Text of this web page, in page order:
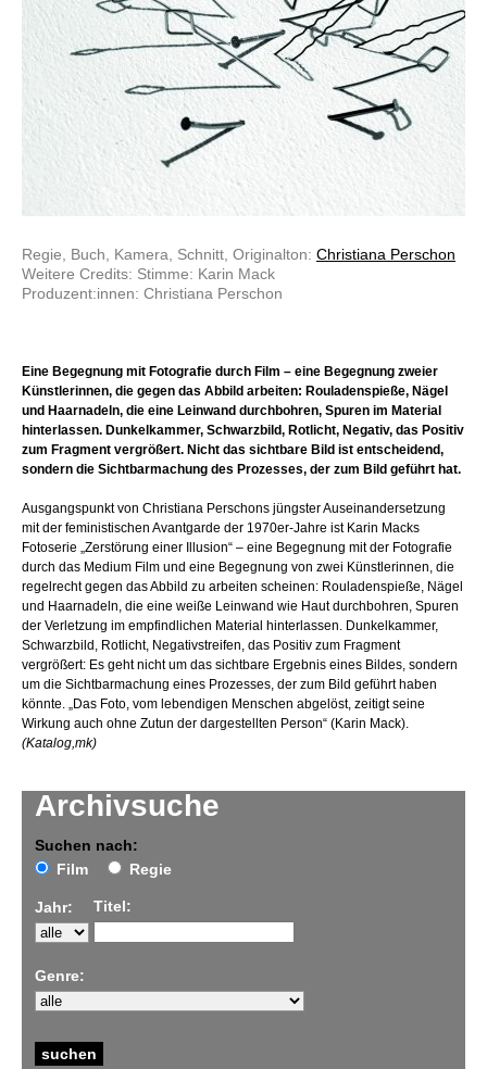
Archivsuche
Suchen nach:
Film
Regie
Jahr: Titel:
Genre:
Regie, Buch, Kamera, Schnitt, Originalton: Christiana Perschon
Weitere Credits: Stimme: Karin Mack
Produzent:innen: Christiana Perschon
Eine Begegnung mit Fotografie durch Film – eine Begegnung zweier
Künstlerinnen, die gegen das Abbild arbeiten: Rouladenspieße, Nägel
und Haarnadeln, die eine Leinwand durchbohren, Spuren im Material
hinterlassen. Dunkelkammer, Schwarzbild, Rotlicht, Negativ, das Positiv
zum Fragment vergrößert. Nicht das sichtbare Bild ist entscheidend,
sondern die Sichtbarmachung des Prozesses, der zum Bild geführt hat.
Ausgangspunkt von Christiana Perschons jüngster Auseinandersetzung
mit der feministischen Avantgarde der 1970er-Jahre ist Karin Macks
Fotoserie „Zerstörung einer Illusion“ – eine Begegnung mit der Fotografie
durch das Medium Film und eine Begegnung von zwei Künstlerinnen, die
regelrecht gegen das Abbild zu arbeiten scheinen: Rouladenspieße, Nägel
und Haarnadeln, die eine weiße Leinwand wie Haut durchbohren, Spuren
der Verletzung im empfindlichen Material hinterlassen. Dunkelkammer,
Schwarzbild, Rotlicht, Negativstreifen, das Positiv zum Fragment
vergrößert: Es geht nicht um das sichtbare Ergebnis eines Bildes, sondern
um die Sichtbarmachung eines Prozesses, der zum Bild geführt haben
könnte. „Das Foto, vom lebendigen Menschen abgelöst, zeitigt seine
Wirkung auch ohne Zutun der dargestellten Person“ (Karin Mack).
(Katalog,mk)